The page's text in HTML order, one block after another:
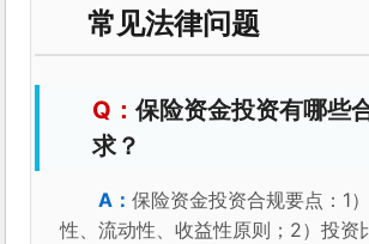
常见法律问题
保险资金投资有哪些
求？
保险资金投资合规要点：1
性、流动性、收益性原则；2）投资